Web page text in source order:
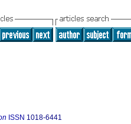
ISSN 1018-6441